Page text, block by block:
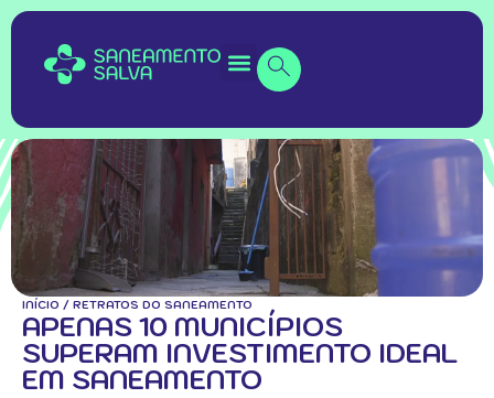
INÍCIO / RETRATOS DO SANEAMENTO
APENAS 10 MUNICÍPIOS
SUPERAM INVESTIMENTO IDEAL
EM SANEAMENTO